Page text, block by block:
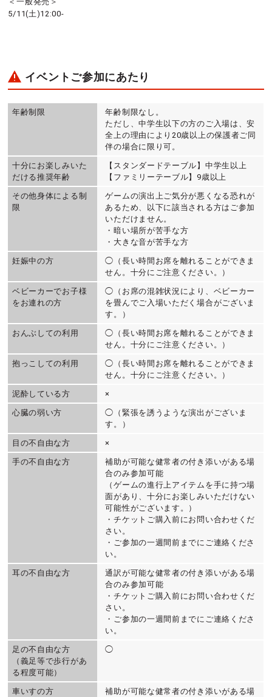
5/11(土)12:00-
イベントご参加にあたり
年齢制限
年齢制限なし。
ただし、中学生以下の方のご入場は、安
全上の理由により20歳以上の保護者ご同
伴の場合に限り可。
十分にお楽しみいた
だける推奨年齢
【スタンダードテーブル】中学生以上
【ファミリーテーブル】9歳以上
その他身体による制
限
ゲームの演出上ご気分が悪くなる恐れが
あるため、以下に該当される方はご参加
いただけません。
・暗い場所が苦手な方
・大きな音が苦手な方
妊娠中の方
◯（長い時間お席を離れることができま
せん。十分にご注意ください。）
ベビーカーでお子様
をお連れの方
◯（お席の混雑状況により、ベビーカー
を畳んでご入場いただく場合がございま
す。）
おんぶしての利用
◯（長い時間お席を離れることができま
せん。十分にご注意ください。）
抱っこしての利用
◯（長い時間お席を離れることができま
せん。十分にご注意ください。）
泥酔している方 ×
心臓の弱い方
◯（緊張を誘うような演出がございま
す。）
目の不自由な方 ×
手の不自由な方
補助が可能な健常者の付き添いがある場
合のみ参加可能
（ゲームの進行上アイテムを手に持つ場
面があり、十分にお楽しみいただけない
可能性がございます。）
・チケットご購入前にお問い合わせくだ
さい。
・ご参加の一週間前までにご連絡くださ
い。
耳の不自由な方
通訳が可能な健常者の付き添いがある場
合のみ参加可能
・チケットご購入前にお問い合わせくだ
さい。
・ご参加の一週間前までにご連絡くださ
い。
足の不自由な方
（義足等で歩行があ
る程度可能）
◯
車いすの方
補助が可能な健常者の付き添いがある場